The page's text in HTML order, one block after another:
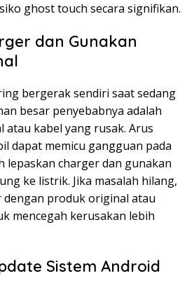
ghost touch secara signifikan.
dan Gunakan
bergerak sendiri saat sedang
besar penyebabnya adalah
kabel yang rusak. Arus
dapat memicu gangguan pada
lepaskan charger dan gunakan
ke listrik. Jika masalah hilang,
produk original atau
mencegah kerusakan lebih
Sistem Android